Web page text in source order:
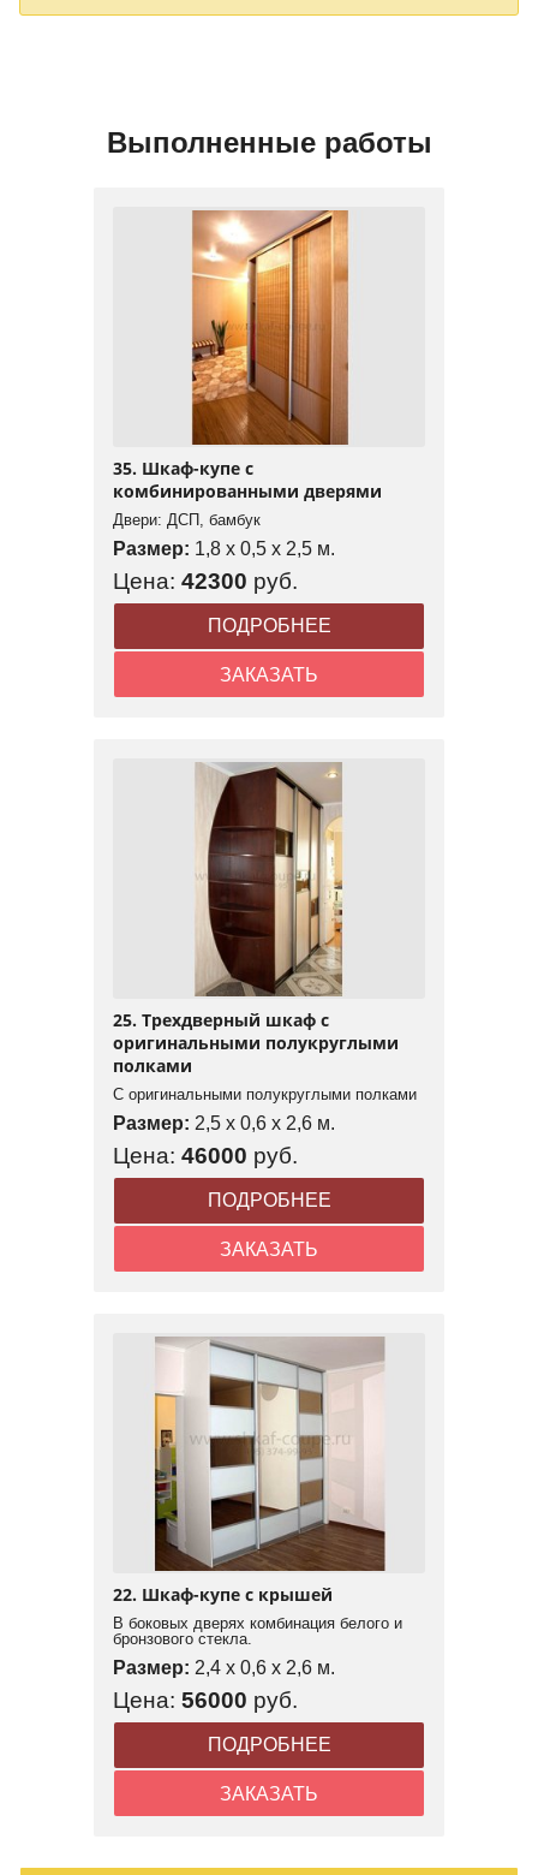
Выполненные работы
35. Шкаф-купе с
комбинированными дверями
Двери: ДСП, бамбук
Размер: 1,8 x 0,5 x 2,5 м.
Цена: 42300 руб.
ПОДРОБНЕЕ
ЗАКАЗАТЬ
25. Трехдверный шкаф с
оригинальными полукруглыми
полками
С оригинальными полукруглыми полками
Размер: 2,5 x 0,6 x 2,6 м.
Цена: 46000 руб.
ПОДРОБНЕЕ
ЗАКАЗАТЬ
22. Шкаф-купе с крышей
В боковых дверях комбинация белого и
бронзового стекла.
Размер: 2,4 x 0,6 x 2,6 м.
Цена: 56000 руб.
ПОДРОБНЕЕ
ЗАКАЗАТЬ